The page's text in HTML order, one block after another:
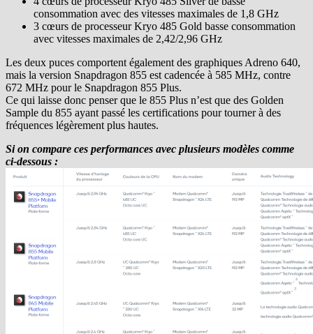
consommation avec des vitesses maximales de 1,8 GHz
3 cœurs de processeur Kryo 485 Gold basse consommation
avec vitesses maximales de 2,42/2,96 GHz
Les deux puces comportent également des graphiques Adreno 640,
mais la version Snapdragon 855 est cadencée à 585 MHz, contre
672 MHz pour le Snapdragon 855 Plus.
Ce qui laisse donc penser que le 855 Plus n’est que des Golden
Sample du 855 ayant passé les certifications pour tourner à des
fréquences légèrement plus hautes.
Si on compare ces performances avec plusieurs modèles comme
ci-dessous :